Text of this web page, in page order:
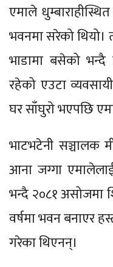
एमाले
भवनमा सरेको थियो।
भाडामा बसेको भन्दै
रहेको एउटा
घर साँघुरो भएपछि
भाटभटेनी सञ्चालक
आना जग्गा
भन्दै २०८१ असोजमा
वर्षमा भवन बनाएर
गरेका थिएनन्।